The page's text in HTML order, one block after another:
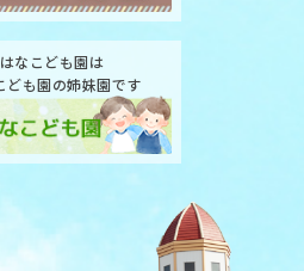
なこども園は
ども園の姉妹園です